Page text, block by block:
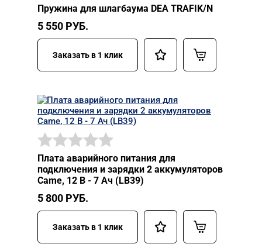
Пружина для шлагбаума DEA TRAFIK/N
5 550 РУБ.
Заказать в 1 клик
Плата аварийного питания для
подключения и зарядки 2 аккумуляторов
Came, 12 В - 7 Ач (LB39)
5 800 РУБ.
Заказать в 1 клик